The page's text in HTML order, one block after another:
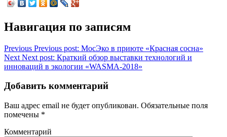
Навигация по записям
Previous Previous post: МосЭко в приюте «Красная сосна»
Next Next post: Краткий обзор выставки технологий и
инноваций в экологии «WASMA-2018»
Добавить комментарий
Ваш адрес email не будет опубликован. Обязательные поля
помечены *
Комментарий